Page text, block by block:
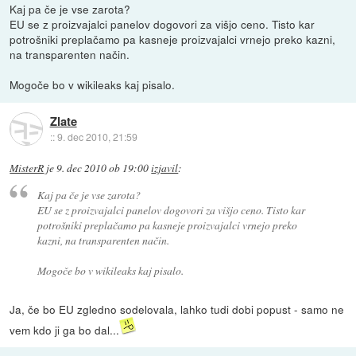
Kaj pa če je vse zarota?
EU se z proizvajalci panelov dogovori za višjo ceno. Tisto kar
potrošniki preplačamo pa kasneje proizvajalci vrnejo preko kazni,
na transparenten način.
Mogoče bo v wikileaks kaj pisalo.
Zlate
::9. dec 2010, 21:59
MisterR je9. dec 2010 ob 19:00izjavil:
Kaj pa če je vse zarota?
EU se z proizvajalci panelov dogovori za višjo ceno. Tisto kar
potrošniki preplačamo pa kasneje proizvajalci vrnejo preko
kazni, na transparenten način.
Mogoče bo v wikileaks kaj pisalo.
Ja, če bo EU zgledno sodelovala, lahko tudi dobi popust - samo ne
vem kdo ji ga bo dal...